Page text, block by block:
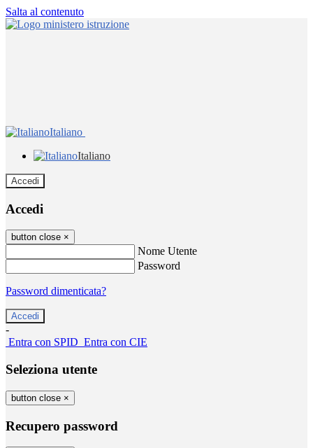
Salta al contenuto
Italiano
Italiano
Accedi
Accedi
button close ×
Nome Utente
Password
Password dimenticata?
-
Entra con SPID Entra con CIE
Seleziona utente
button close ×
Recupero password